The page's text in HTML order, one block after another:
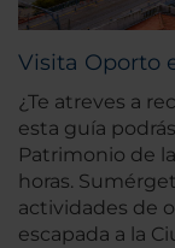
Visita Oporto
¿Te atreves a
esta guía
Patrimonio de
horas.
actividades de
escapada a la